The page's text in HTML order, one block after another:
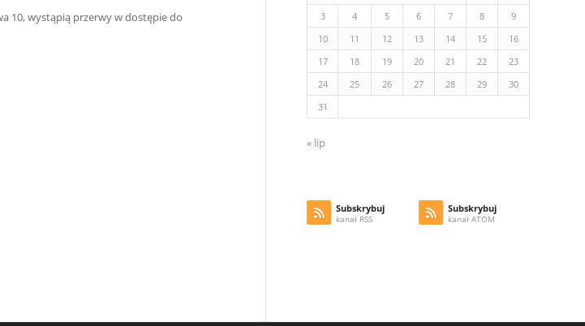
10, wystąpią przerwy w dostępie do
3
4 5 6 7 8
9
10
11 12 13 14 15
16
17
18 19 20 21 22
23
24
25 26 27 28 29
30
31
« lip
Subskrybuj
kanał RSS
Subskrybuj
kanał ATOM